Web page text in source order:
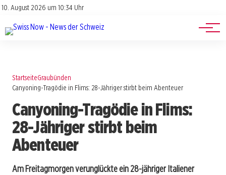
10. August 2026 um 10:34 Uhr
Impressum
Jobs
Events
StartseiteGraubünden
Canyoning-Tragödie in Flims: 28-Jähriger stirbt beim Abenteuer
Canyoning-Tragödie in Flims:
28-Jähriger stirbt beim
Abenteuer
Am Freitagmorgen verunglückte ein 28-jähriger Italiener